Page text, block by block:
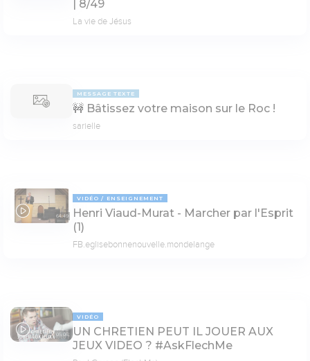
| 8/49
La vie de Jésus
MESSAGE TEXTE
🚧 Bâtissez votre maison sur le Roc !
sarielle
64:49
VIDÉO ENSEIGNEMENT
Henri Viaud-Murat - Marcher par l'Esprit
(1)
FB.eglisebonnenouvelle.mondelange
05:06
VIDÉO
UN CHRETIEN PEUT IL JOUER AUX
JEUX VIDEO ? #AskFlechMe